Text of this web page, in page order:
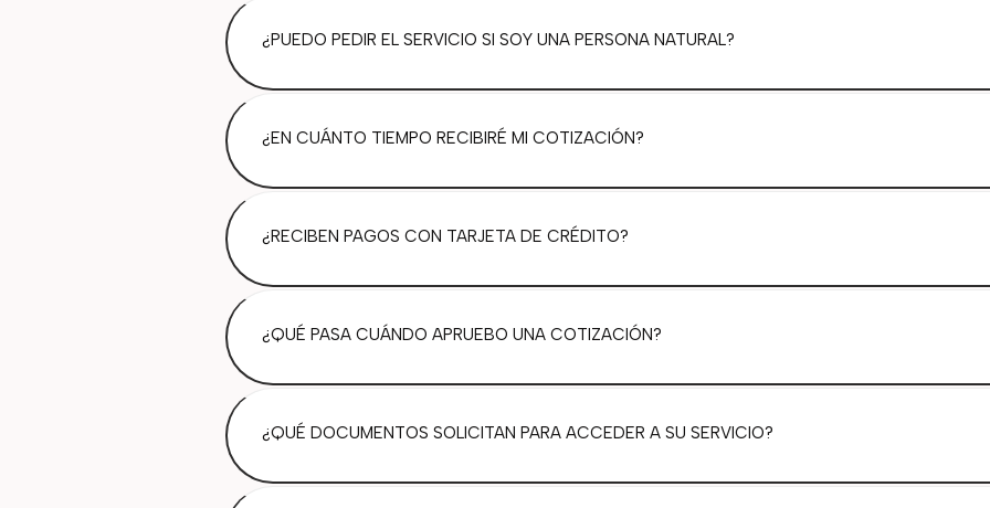
¿PUEDO PEDIR EL SERVICIO SI SOY UNA PERSONA NATURAL?
¿EN CUÁNTO TIEMPO RECIBIRÉ MI COTIZACIÓN?
¿RECIBEN PAGOS CON TARJETA DE CRÉDITO?
¿QUÉ PASA CUÁNDO APRUEBO UNA COTIZACIÓN?
¿QUÉ DOCUMENTOS SOLICITAN PARA ACCEDER A SU SERVICIO?